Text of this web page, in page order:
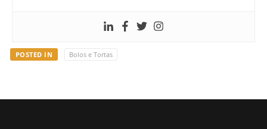
POSTED IN Bolos e Tortas